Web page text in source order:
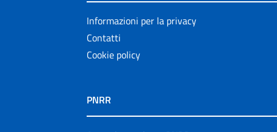
Informazioni per la privacy
Contatti
Cookie policy
PNRR